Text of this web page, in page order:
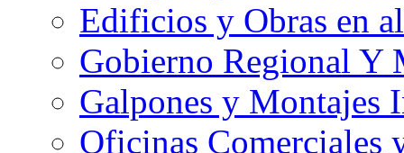
Edificios y Obras en
Gobierno Regional Y
Galpones y Montajes
Oficinas Comerciales